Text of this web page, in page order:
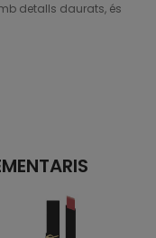
detalls daurats, és